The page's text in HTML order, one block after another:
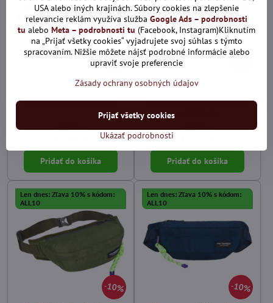
10%
Hnedá pánska kožená
praktická na každý deň
Skladom
Pridať do košíka
Pánska čierna športová
vreckami a nastaviteľným
Skladom
Pridať do košíka
10%
Len dnes: Zľava 10% s kódom:
ALL10
10%
Len dnes: Zľava 10% s kódom:
ALL10
USA alebo iných krajinách. Súbory cookies na zlepšenie
relevancie reklám využíva služba Google Ads – podrobnosti
tu alebo Meta – podrobnosti tu (Facebook, Instagram)Kliknutím
na „Prijať všetky cookies“ vyjadrujete svoj súhlas s týmto
spracovaním. Nižšie môžete nájsť podrobné informácie alebo
upraviť svoje preferencie
Zásady ochrany osobných údajov
Ukázať podrobnosti
Prijať všetky cookies